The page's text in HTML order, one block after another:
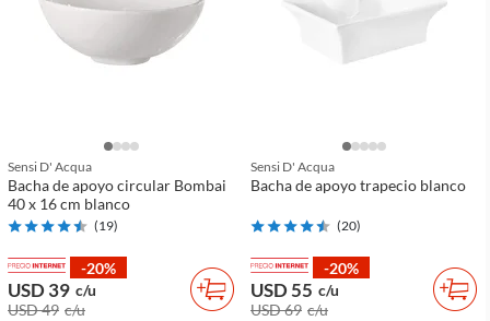
Sensi D' Acqua
Bacha de apoyo circular Bombai
40 x 16 cm blanco
(19)
-20%
USD 39 c/u
USD 49 c/u
Sensi D' Acqua
Bacha de apoyo trapecio blanco
(20)
-20%
USD 55 c/u
USD 69 c/u